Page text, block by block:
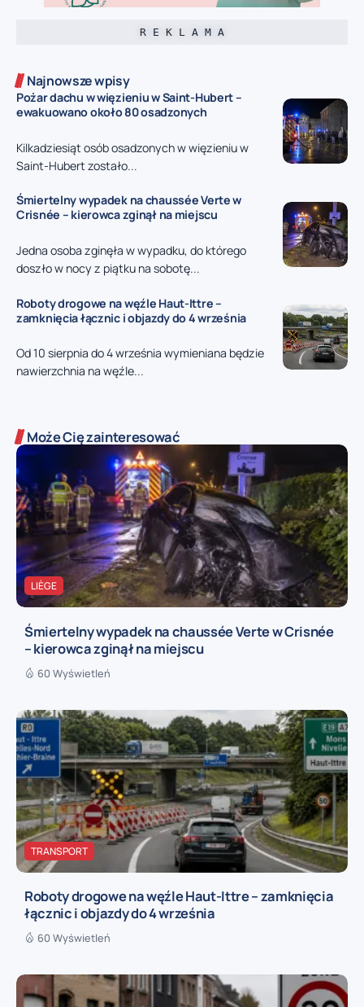
R E K L A M A
Najnowsze wpisy
Pożar dachu w więzieniu w Saint-Hubert –
ewakuowano około 80 osadzonych
Kilkadziesiąt osób osadzonych w więzieniu w
Saint-Hubert zostało...
Śmiertelny wypadek na chaussée Verte w
Crisnée – kierowca zginął na miejscu
Jedna osoba zginęła w wypadku, do którego
doszło w nocy z piątku na sobotę...
Roboty drogowe na węźle Haut-Ittre –
zamknięcia łącznic i objazdy do 4 września
Od 10 sierpnia do 4 września wymieniana będzie
nawierzchnia na węźle...
Może Cię zainteresować
LIÈGE
Śmiertelny wypadek na chaussée Verte w Crisnée
– kierowca zginął na miejscu
60 Wyświetleń
TRANSPORT
Roboty drogowe na węźle Haut-Ittre – zamknięcia
łącznic i objazdy do 4 września
60 Wyświetleń